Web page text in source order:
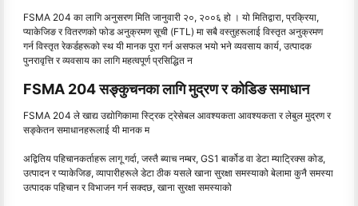
FSMA 204 का लागि अनुसरण मिति जानुवारी २०, २००६ हो । यो मितिद्वारा, प्रक्रिया,
प्याकेजिङ र वितरणको फोड अनुक्रमण सूची (FTL) मा सबै वस्तुहरूलाई विस्तृत अनुक्रमण
गर्न विस्तृत रेकर्डहरूको स्थ यी मानक पूरा गर्न असफल भयो भने व्यवसाय कार्य, उत्पादक
पुनरावृत्ति र व्यवसाय का लागि महत्वपूर्ण प्रसिद्धित न
FSMA 204 सङ्कुचनका लागि मुद्रण र कोडिङ समाधान
FSMA 204 ले खाद्य उद्योगिकामा स्ट्रिक ट्रेसेबल आवश्यकता आवश्यकता र लेबुल मुद्रण र
सङ्केतन समाधानहरूलाई यी मानक म
अद्वितिय पहिचानकर्ताहरू लागू गर्दा, जस्तै ब्याच नम्बर, GS1 बार्कोड वा डेटा म्याट्रिक्स कोड,
उत्पादन र प्याकेजिङ, व्यापारीहरूले डेटा ठीक यसले खाना सुरक्षा समस्याको बेलामा कुनै समस्या
उत्पादक पहिचान र विभाजन गर्न सक्दछ, खाना सुरक्षा समस्याको